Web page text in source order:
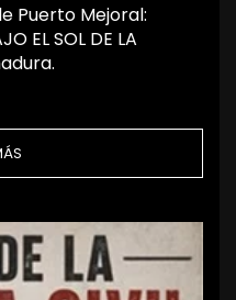
Puerto Mejoral:
EL SOL DE LA